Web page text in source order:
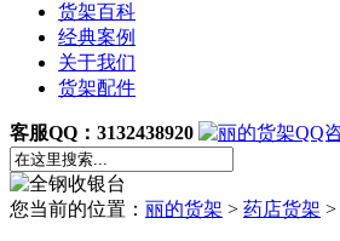
货架百科
经典案例
关于我们
货架配件
客服QQ：3132438920
您当前的位置： 丽的货架 > 药店货架 >